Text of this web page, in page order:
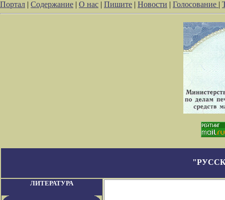
Портал | Содержание | О нас | Пишите | Новости | Голосование |
ЛИТЕРАТУРА